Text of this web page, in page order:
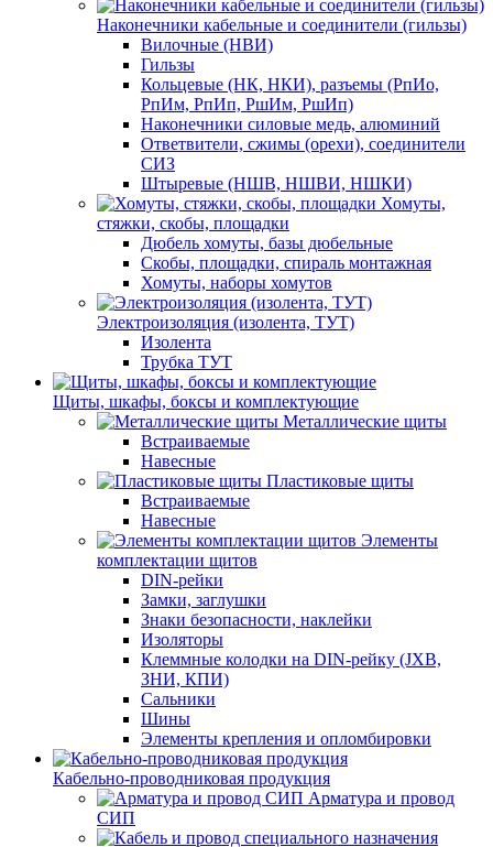
Наконечники кабельные и соединители (гильзы)
Вилочные (НВИ)
Гильзы
Кольцевые (НК, НКИ), разъемы (РпИо,
РпИм, РпИп, РшИм, РшИп)
Наконечники силовые медь, алюминий
Ответвители, сжимы (орехи), соединители
СИЗ
Штыревые (НШВ, НШВИ, НШКИ)
Хомуты,
стяжки, скобы, площадки
Дюбель хомуты, базы дюбельные
Скобы, площадки, спираль монтажная
Хомуты, наборы хомутов
Электроизоляция (изолента, ТУТ)
Изолента
Трубка ТУТ
Щиты, шкафы, боксы и комплектующие
Металлические щиты
Встраиваемые
Навесные
Пластиковые щиты
Встраиваемые
Навесные
Элементы
комплектации щитов
DIN-рейки
Замки, заглушки
Знаки безопасности, наклейки
Изоляторы
Клеммные колодки на DIN-рейку (JXB,
ЗНИ, КПИ)
Сальники
Шины
Элементы крепления и опломбировки
Кабельно-проводниковая продукция
Арматура и провод
СИП